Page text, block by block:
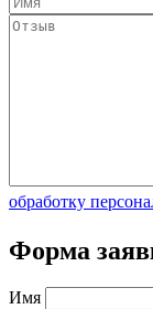
обработку
Форма
Имя